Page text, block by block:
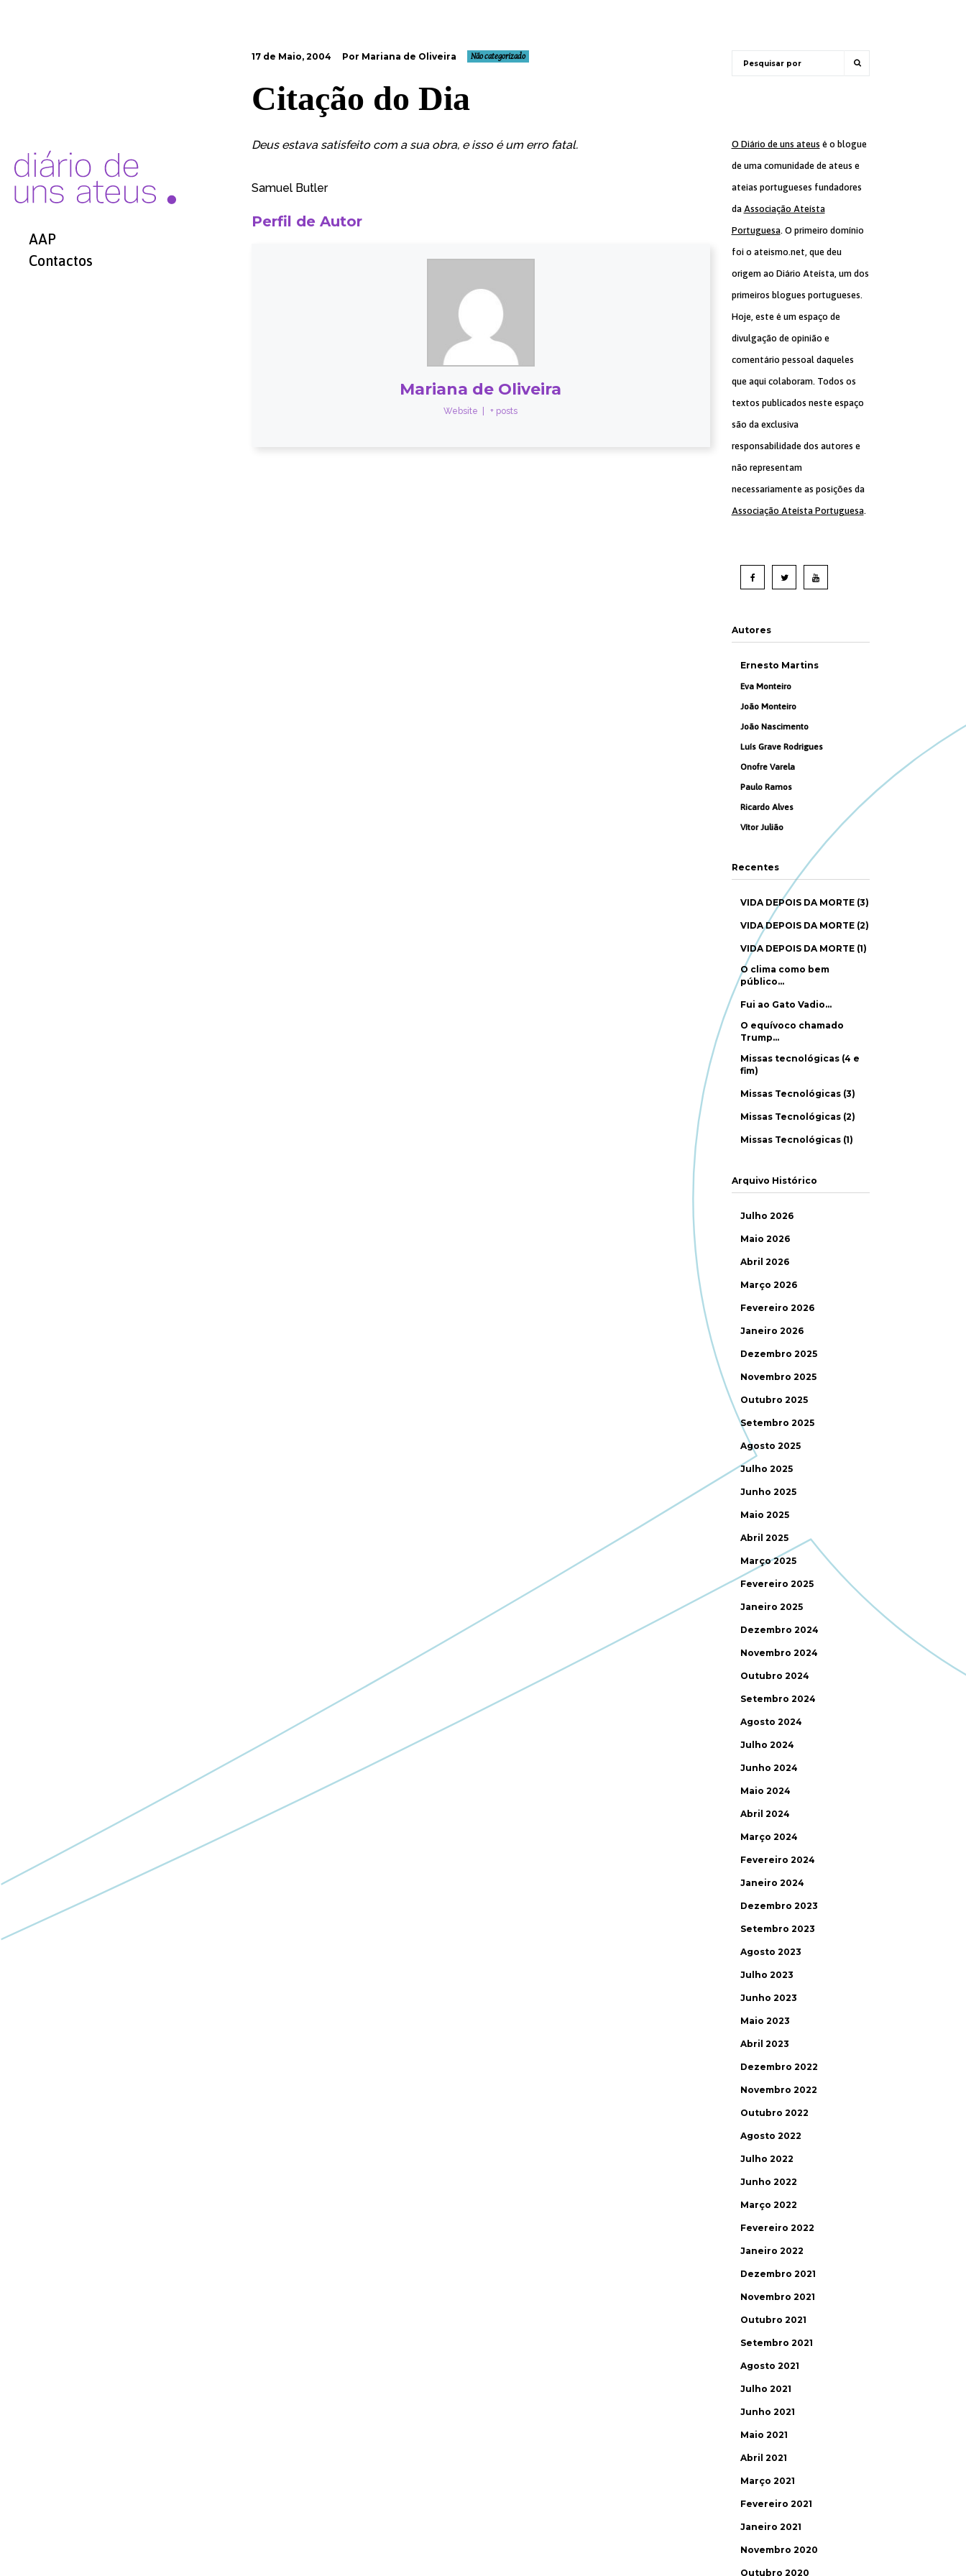
AAP
Contactos
17 de Maio, 2004 Por Mariana de Oliveira Não categorizado
Citação do Dia
Deus estava satisfeito com a sua obra, e isso é um erro fatal.
Samuel Butler
Perfil de Autor
Mariana de Oliveira
Website + posts
O Diário de uns ateus é o blogue
de uma comunidade de ateus e
ateias portugueses fundadores
da Associação Ateísta
Portuguesa. O primeiro domínio
foi o ateismo.net, que deu
origem ao Diário Ateísta, um dos
primeiros blogues portugueses.
Hoje, este é um espaço de
divulgação de opinião e
comentário pessoal daqueles
que aqui colaboram. Todos os
textos publicados neste espaço
são da exclusiva
responsabilidade dos autores e
não representam
necessariamente as posições da
Associação Ateísta Portuguesa.
Autores
Ernesto Martins
Eva Monteiro
João Monteiro
João Nascimento
Luís Grave Rodrigues
Onofre Varela
Paulo Ramos
Ricardo Alves
Vítor Julião
Recentes
VIDA DEPOIS DA MORTE (3)
VIDA DEPOIS DA MORTE (2)
VIDA DEPOIS DA MORTE (1)
O clima como bem
público…
Fui ao Gato Vadio…
O equívoco chamado
Trump…
Missas tecnológicas (4 e
fim)
Missas Tecnológicas (3)
Missas Tecnológicas (2)
Missas Tecnológicas (1)
Arquivo Histórico
Julho 2026
Maio 2026
Abril 2026
Março 2026
Fevereiro 2026
Janeiro 2026
Dezembro 2025
Novembro 2025
Outubro 2025
Setembro 2025
Agosto 2025
Julho 2025
Junho 2025
Maio 2025
Abril 2025
Março 2025
Fevereiro 2025
Janeiro 2025
Dezembro 2024
Novembro 2024
Outubro 2024
Setembro 2024
Agosto 2024
Julho 2024
Junho 2024
Maio 2024
Abril 2024
Março 2024
Fevereiro 2024
Janeiro 2024
Dezembro 2023
Setembro 2023
Agosto 2023
Julho 2023
Junho 2023
Maio 2023
Abril 2023
Dezembro 2022
Novembro 2022
Outubro 2022
Agosto 2022
Julho 2022
Junho 2022
Março 2022
Fevereiro 2022
Janeiro 2022
Dezembro 2021
Novembro 2021
Outubro 2021
Setembro 2021
Agosto 2021
Julho 2021
Junho 2021
Maio 2021
Abril 2021
Março 2021
Fevereiro 2021
Janeiro 2021
Novembro 2020
Outubro 2020